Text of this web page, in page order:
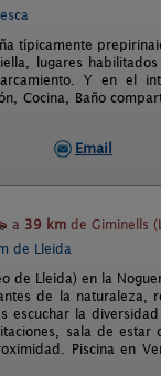
típicamente
lugares
Y en el
Cocina, Baño
Email
a 39 km de Giminells
de Lleida
de Lleida) en la
de la naturaleza,
escuchar la
sala de
Piscina en